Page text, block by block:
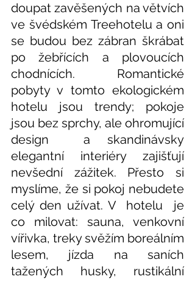
doupat zavěšených na větvích
ve švédském Treehotelu a oni
se budou bez zábran škrábat
po žebřících a plovoucích
chodnících. Romantické
pobyty v tomto ekologickém
hotelu jsou trendy; pokoje
jsou bez sprchy, ale ohromující
design  a skandinávsky
elegantní interiéry zajišťují
nevšední zážitek. Přesto si
myslíme, že si pokoj nebudete
celý den užívat. V  hotelu  je
co milovat: sauna, venkovní
vířivka, treky svěžím boreálním
lesem, jízda na saních
tažených husky, rustikální